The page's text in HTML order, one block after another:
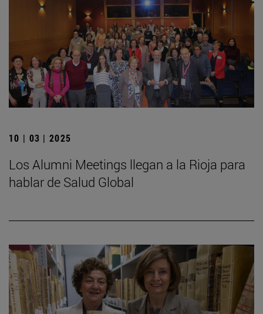
10 | 03 | 2025
Los Alumni Meetings llegan a la Rioja para
hablar de Salud Global